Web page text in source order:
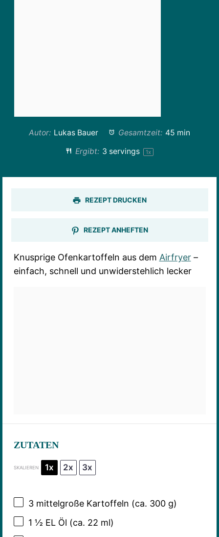
Autor: Lukas Bauer Gesamtzeit: 45 min
Ergibt: 3 servings 1x
REZEPT DRUCKEN
REZEPT ANHEFTEN
Knusprige Ofenkartoffeln aus dem Airfryer–
einfach, schnell und unwiderstehlich lecker
ZUTATEN
SKALIEREN 1x 2x 3x
3mittelgroße Kartoffeln (ca. 300 g)
1 ½ EL Öl (ca. 22 ml)